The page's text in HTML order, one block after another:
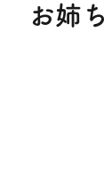
お姉